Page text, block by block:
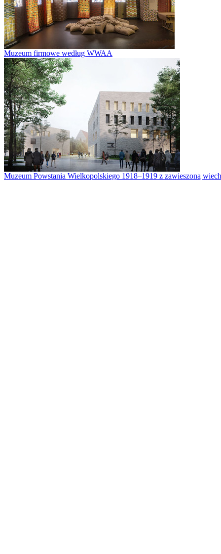
Muzeum firmowe według WWAA
Muzeum Powstania Wielkopolskiego 1918–1919 z zawieszoną